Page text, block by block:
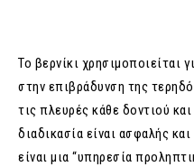
Το βερνίκι χρησιμοποιείται
στην επιβράδυνση της
τις πλευρές κάθε δοντιού
διαδικασία είναι ασφαλής
είναι μια “υπηρεσία